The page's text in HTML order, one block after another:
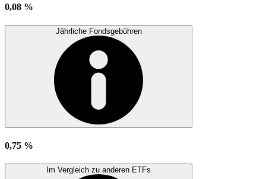
0,08 %
Jährliche Fondsgebühren
0,75 %
Im Vergleich zu anderen ETFs